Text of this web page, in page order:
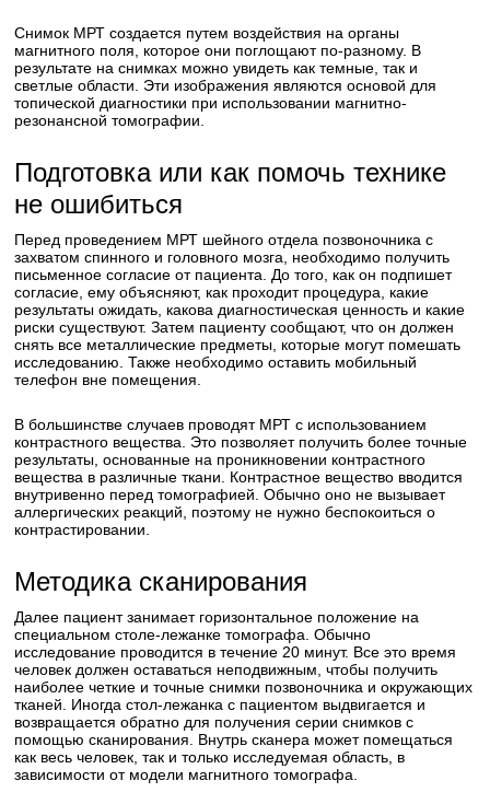
Снимок МРТ создается путем воздействия на органы
магнитного поля, которое они поглощают по-разному. В
результате на снимках можно увидеть как темные, так и
светлые области. Эти изображения являются основой для
топической диагностики при использовании магнитно-
резонансной томографии.
Подготовка или как помочь технике
не ошибиться
Перед проведением МРТ шейного отдела позвоночника с
захватом спинного и головного мозга, необходимо получить
письменное согласие от пациента. До того, как он подпишет
согласие, ему объясняют, как проходит процедура, какие
результаты ожидать, какова диагностическая ценность и какие
риски существуют. Затем пациенту сообщают, что он должен
снять все металлические предметы, которые могут помешать
исследованию. Также необходимо оставить мобильный
телефон вне помещения.
В большинстве случаев проводят МРТ с использованием
контрастного вещества. Это позволяет получить более точные
результаты, основанные на проникновении контрастного
вещества в различные ткани. Контрастное вещество вводится
внутривенно перед томографией. Обычно оно не вызывает
аллергических реакций, поэтому не нужно беспокоиться о
контрастировании.
Методика сканирования
Далее пациент занимает горизонтальное положение на
специальном столе-лежанке томографа. Обычно
исследование проводится в течение 20 минут. Все это время
человек должен оставаться неподвижным, чтобы получить
наиболее четкие и точные снимки позвоночника и окружающих
тканей. Иногда стол-лежанка с пациентом выдвигается и
возвращается обратно для получения серии снимков с
помощью сканирования. Внутрь сканера может помещаться
как весь человек, так и только исследуемая область, в
зависимости от модели магнитного томографа.